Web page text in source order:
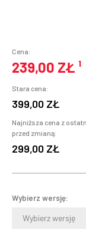
Cena:
239,00 ZŁ ¹
Stara cena:
399,00 ZŁ
Najniższa cena z
przed zmianą:
299,00 ZŁ
Wybierz wersję:
Wybierz wersję